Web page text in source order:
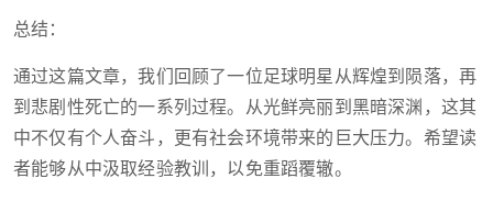
总结：
通过这篇文章，我们回顾了一位足球明星从辉煌到陨落，再
到悲剧性死亡的一系列过程。从光鲜亮丽到黑暗深渊，这其
中不仅有个人奋斗，更有社会环境带来的巨大压力。希望读
者能够从中汲取经验教训，以免重蹈覆辙。